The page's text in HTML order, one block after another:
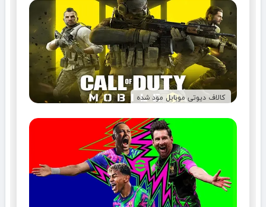
کالاف دیوتی موبایل مود شده